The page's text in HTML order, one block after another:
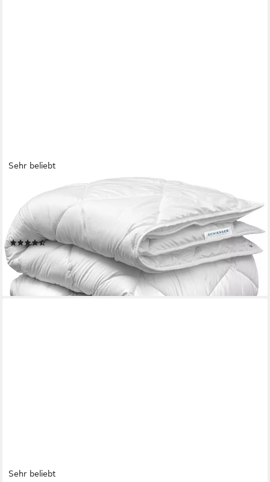
Sehr beliebt
SCHIESSER
4-Jahreszeitenbett Lykke - 2 zusammenknöpfbare Steppdecken
für Sommer und Winter, STANDARD 100 by OEKO-TEX®
zertifiziert
(109)
ab 53,90 € UVP99,95 €
-46%
lieferbar - in 5-6 Werktagen bei dir
Sehr beliebt